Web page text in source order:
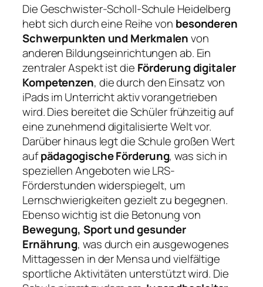
Die Geschwister-Scholl-Schule Heidelberg
hebt sich durch eine Reihe von besonderen
Schwerpunkten und Merkmalenvon
anderen Bildungseinrichtungen ab. Ein
zentraler Aspekt ist die Förderung digitaler
Kompetenzen, die durch den Einsatz von
iPads im Unterricht aktiv vorangetrieben
wird. Dies bereitet die Schüler frühzeitig auf
eine zunehmend digitalisierte Welt vor.
Darüber hinaus legt die Schule großen Wert
aufpädagogische Förderung, was sich in
speziellen Angeboten wie LRS-
Förderstunden widerspiegelt, um
Lernschwierigkeiten gezielt zu begegnen.
Ebenso wichtig ist die Betonung von
Bewegung, Sport und gesunder
Ernährung, was durch ein ausgewogenes
Mittagessen in der Mensa und vielfältige
sportliche Aktivitäten unterstützt wird. Die